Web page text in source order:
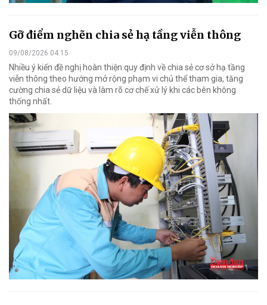
Gỡ điểm nghẽn chia sẻ hạ tầng viễn thông
09/08/2026 04:15
Nhiều ý kiến đề nghị hoàn thiện quy định về chia sẻ cơ sở hạ tầng
viễn thông theo hướng mở rộng phạm vi chủ thể tham gia, tăng
cường chia sẻ dữ liệu và làm rõ cơ chế xử lý khi các bên không
thống nhất.